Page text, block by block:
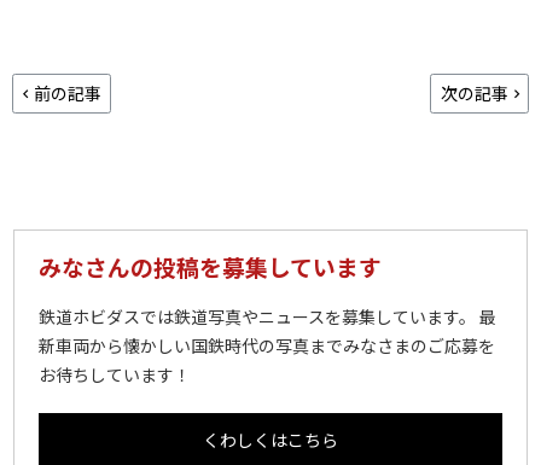
前の記事 次の記事
みなさんの投稿を募集しています
鉄道ホビダスでは鉄道写真やニュースを募集しています。 最
新車両から懐かしい国鉄時代の写真までみなさまのご応募を
お待ちしています！
くわしくはこちら